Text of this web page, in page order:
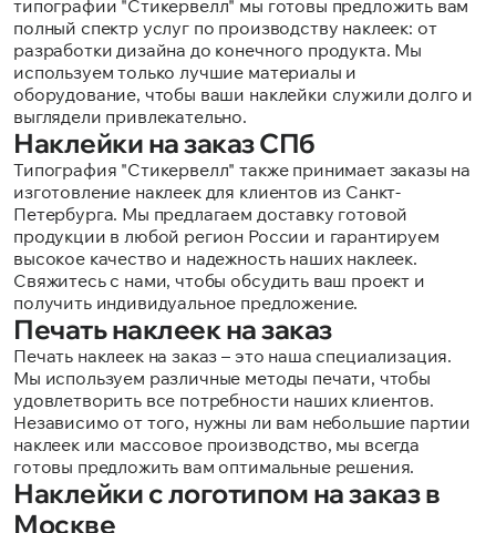
типографии "Стикервелл" мы готовы предложить вам
полный спектр услуг по производству наклеек: от
разработки дизайна до конечного продукта. Мы
используем только лучшие материалы и
оборудование, чтобы ваши наклейки служили долго и
выглядели привлекательно.
Наклейки на заказ СПб
Типография "Стикервелл" также принимает заказы на
изготовление наклеек для клиентов из Санкт-
Петербурга. Мы предлагаем доставку готовой
продукции в любой регион России и гарантируем
высокое качество и надежность наших наклеек.
Свяжитесь с нами, чтобы обсудить ваш проект и
получить индивидуальное предложение.
Печать наклеек на заказ
Печать наклеек на заказ – это наша специализация.
Мы используем различные методы печати, чтобы
удовлетворить все потребности наших клиентов.
Независимо от того, нужны ли вам небольшие партии
наклеек или массовое производство, мы всегда
готовы предложить вам оптимальные решения.
Наклейки с логотипом на заказ в
Москве